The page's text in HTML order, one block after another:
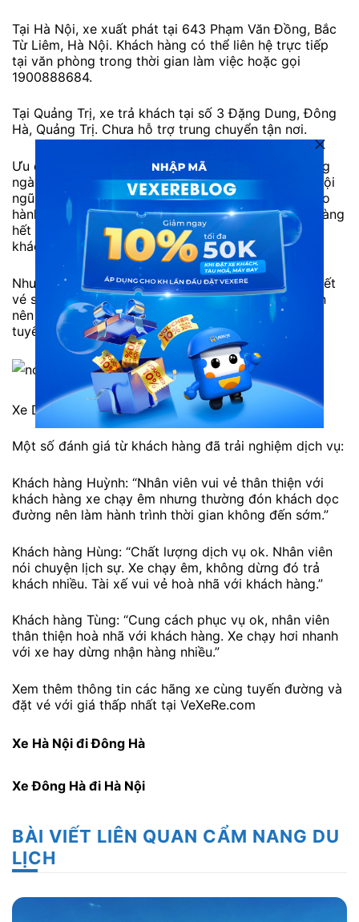
Tại Hà Nội, xe xuất phát tại 643 Phạm Văn Đồng, Bắc
Từ Liêm, Hà Nội. Khách hàng có thể liên hệ trực tiếp
tại văn phòng trong thời gian làm việc hoặc gọi
1900888684.
Tại Quảng Trị, xe trả khách tại số 3 Đặng Dung, Đông
Hà, Quảng Trị. Chưa hỗ trợ trung chuyển tận nơi.
Ưu điểm: Xe xuất phát đúng khung giờ cố định hằng
ngày. Cơ sở vật chất trên xe luôn được đảm bảo. Đội
ngũ tài xế tận tâm, mang đến hành trình an toàn cho
hành khách. Nhân viên phục vụ luôn hỗ trợ khách hàng
hết mình, chu đáo, luôn giải đáp các thắc mắc của
khách hàng tận tình.
Nhược điểm: Số lượng khách đi đông nên thường hết
vé sớm vào các ngày cuối tuần hoặc cao điểm. Bạn
nên liên hệ tổng đài 1900888684 hoặc đặt vé trực
tuyến trước để tránh hết vé.
Xe Dòng Hiền đi Đông Hà từ Hà Nội
Một số đánh giá từ khách hàng đã trải nghiệm dịch vụ:
Khách hàng Huỳnh: “Nhân viên vui vẻ thân thiện với
khách hàng xe chạy êm nhưng thường đón khách dọc
đường nên làm hành trình thời gian không đến sớm.”
Khách hàng Hùng: “Chất lượng dịch vụ ok. Nhân viên
nói chuyện lịch sự. Xe chạy êm, không dừng đó trả
khách nhiều. Tài xế vui vẻ hoà nhã với khách hàng.”
Khách hàng Tùng: “Cung cách phục vụ ok, nhân viên
thân thiện hoà nhã với khách hàng. Xe chạy hơi nhanh
với xe hay dừng nhận hàng nhiều.”
Xem thêm thông tin các hãng xe cùng tuyến đường và
đặt vé với giá thấp nhất tại VeXeRe.com
Xe Hà Nội đi Đông Hà
Xe Đông Hà đi Hà Nội
BÀI VIẾT LIÊN QUAN CẨM NANG DU
LỊCH